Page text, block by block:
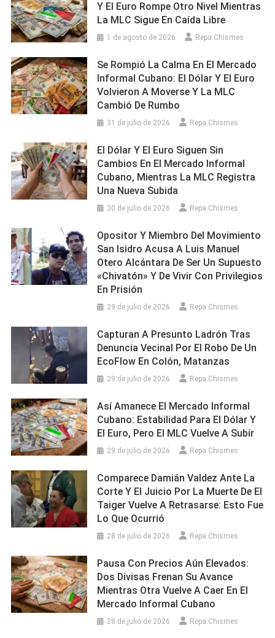
Y El Euro Rompe Otro Nivel Mientras
La MLC Sigue En Caída Libre
1 de agosto de 2026 Repa Chismes
Se Rompió La Calma En El Mercado
Informal Cubano: El Dólar Y El Euro
Volvieron A Moverse Y La MLC
Cambió De Rumbo
31 de julio de 2026 Repa Chismes
El Dólar Y El Euro Siguen Sin
Cambios En El Mercado Informal
Cubano, Mientras La MLC Registra
Una Nueva Subida
30 de julio de 2026 Repa Chismes
Opositor Y Miembro Del Movimiento
San Isidro Acusa A Luis Manuel
Otero Alcántara De Ser Un Supuesto
«chivatón» Y De Vivir Con Privilegios
En Prisión
29 de julio de 2026 Repa Chismes
Capturan A Presunto Ladrón Tras
Denuncia Vecinal Por El Robo De Un
EcoFlow En Colón, Matanzas
29 de julio de 2026 Repa Chismes
Así Amanece El Mercado Informal
Cubano: Estabilidad Para El Dólar Y
El Euro, Pero El MLC Vuelve A Subir
29 de julio de 2026 Repa Chismes
Comparece Damián Valdez Ante La
Corte Y El Juicio Por La Muerte De El
Taiger Vuelve A Retrasarse: Esto Fue
Lo Que Ocurrió
28 de julio de 2026 Repa Chismes
Pausa Con Precios Aún Elevados:
Dos Divisas Frenan Su Avance
Mientras Otra Vuelve A Caer En El
Mercado Informal Cubano
28 de julio de 2026 Repa Chismes